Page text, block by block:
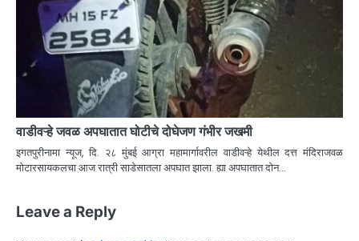
वाडीवऱ्हे जवळ अपघातात घोटीचे दोघेजण गंभीर जखमी
इगतपुरीनामा न्यूज, दि. २८ मुंबई आग्रा महामार्गावरील वाडीवऱ्हे येथील दत्त मंदिराजवळ
मोटारसायकलचा आज रात्री साडेसातला अपघात झाला. ह्या अपघातात दोन…
Leave a Reply